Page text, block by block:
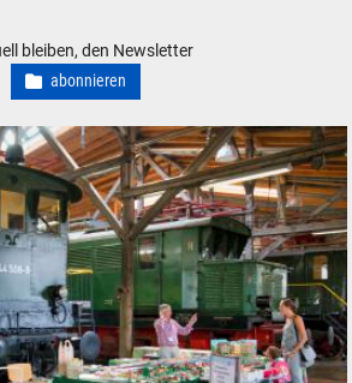
bleiben, den Newsletter
abonnieren